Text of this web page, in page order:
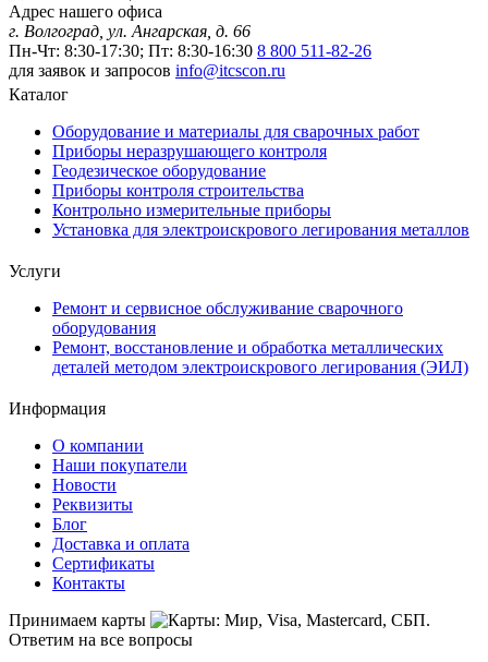
Адрес нашего офиса
г. Волгоград, ул. Ангарская, д. 66
Пн-Чт: 8:30-17:30; Пт: 8:30-16:30 8 800 511-82-26
для заявок и запросов info@itcscon.ru
Каталог
Оборудование и материалы для сварочных работ
Приборы неразрушающего контроля
Геодезическое оборудование
Приборы контроля строительства
Контрольно измерительные приборы
Установка для электроискрового легирования металлов
Услуги
Ремонт и сервисное обслуживание сварочного
оборудования
Ремонт, восстановление и обработка металлических
деталей методом электроискрового легирования (ЭИЛ)
Информация
О компании
Наши покупатели
Новости
Реквизиты
Блог
Доставка и оплата
Сертификаты
Контакты
Принимаем карты
Ответим на все вопросы